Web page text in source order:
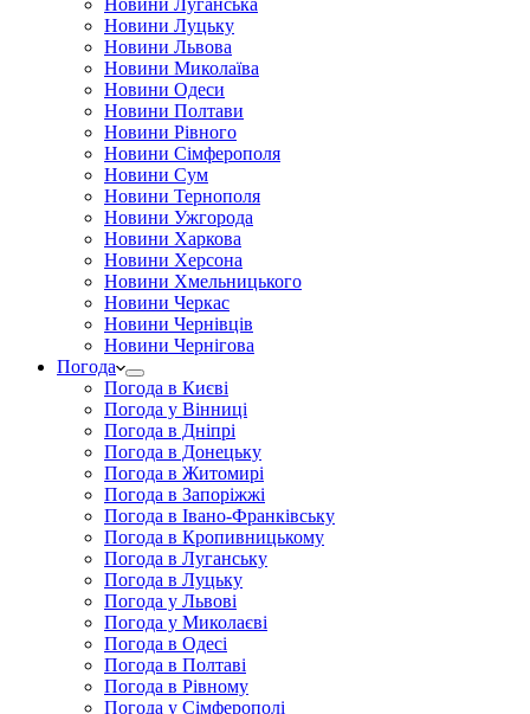
Новини Луганська
Новини Луцьку
Новини Львова
Новини Миколаїва
Новини Одеси
Новини Полтави
Новини Рівного
Новини Сімферополя
Новини Сум
Новини Тернополя
Новини Ужгорода
Новини Харкова
Новини Херсона
Новини Хмельницького
Новини Черкас
Новини Чернівців
Новини Чернігова
Погода
Погода в Києві
Погода у Вінниці
Погода в Дніпрі
Погода в Донецьку
Погода в Житомирі
Погода в Запоріжжі
Погода в Івано-Франківську
Погода в Кропивницькому
Погода в Луганську
Погода в Луцьку
Погода у Львові
Погода у Миколаєві
Погода в Одесі
Погода в Полтаві
Погода в Рівному
Погода у Сімферополі